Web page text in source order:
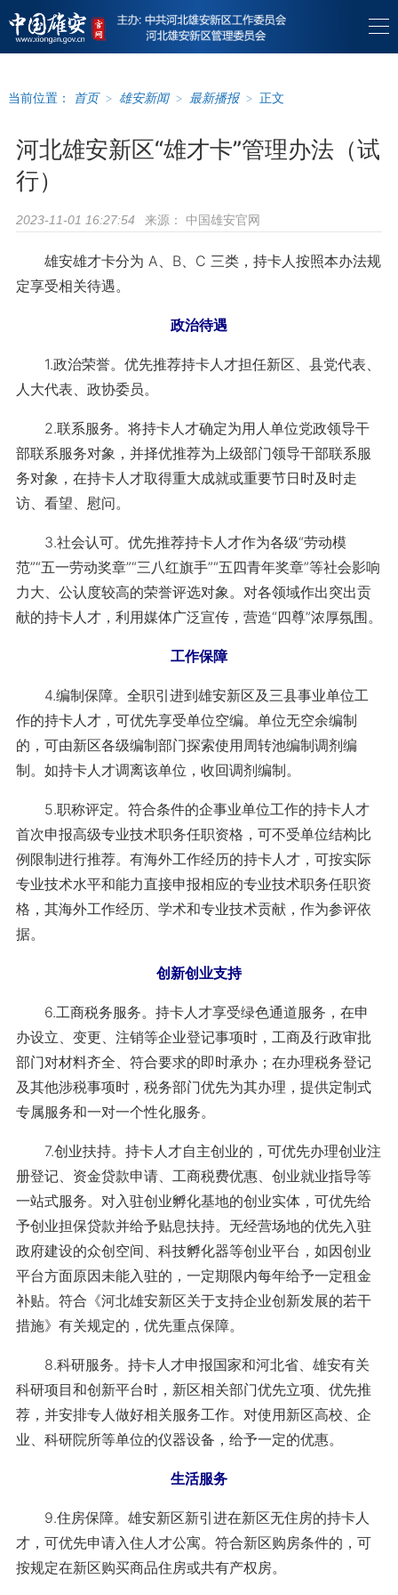
当前位置： 首页 > 雄安新闻 > 最新播报 > 正文
河北雄安新区“雄才卡”管理办法（试
行）
2023-11-01 16:27:54 来源： 中国雄安官网
雄安雄才卡分为 A、B、C 三类，持卡人按照本办法规
定享受相关待遇。
政治待遇
1.政治荣誉。优先推荐持卡人才担任新区、县党代表、
人大代表、政协委员。
2.联系服务。将持卡人才确定为用人单位党政领导干
部联系服务对象，并择优推荐为上级部门领导干部联系服
务对象，在持卡人才取得重大成就或重要节日时及时走
访、看望、慰问。
3.社会认可。优先推荐持卡人才作为各级“劳动模
范”“五一劳动奖章”“三八红旗手”“五四青年奖章”等社会影响
力大、公认度较高的荣誉评选对象。对各领域作出突出贡
献的持卡人才，利用媒体广泛宣传，营造“四尊”浓厚氛围。
工作保障
4.编制保障。全职引进到雄安新区及三县事业单位工
作的持卡人才，可优先享受单位空编。单位无空余编制
的，可由新区各级编制部门探索使用周转池编制调剂编
制。如持卡人才调离该单位，收回调剂编制。
5.职称评定。符合条件的企事业单位工作的持卡人才
首次申报高级专业技术职务任职资格，可不受单位结构比
例限制进行推荐。有海外工作经历的持卡人才，可按实际
专业技术水平和能力直接申报相应的专业技术职务任职资
格，其海外工作经历、学术和专业技术贡献，作为参评依
据。
创新创业支持
6.工商税务服务。持卡人才享受绿色通道服务，在申
办设立、变更、注销等企业登记事项时，工商及行政审批
部门对材料齐全、符合要求的即时承办；在办理税务登记
及其他涉税事项时，税务部门优先为其办理，提供定制式
专属服务和一对一个性化服务。
7.创业扶持。持卡人才自主创业的，可优先办理创业注
册登记、资金贷款申请、工商税费优惠、创业就业指导等
一站式服务。对入驻创业孵化基地的创业实体，可优先给
予创业担保贷款并给予贴息扶持。无经营场地的优先入驻
政府建设的众创空间、科技孵化器等创业平台，如因创业
平台方面原因未能入驻的，一定期限内每年给予一定租金
补贴。符合《河北雄安新区关于支持企业创新发展的若干
措施》有关规定的，优先重点保障。
8.科研服务。持卡人才申报国家和河北省、雄安有关
科研项目和创新平台时，新区相关部门优先立项、优先推
荐，并安排专人做好相关服务工作。对使用新区高校、企
业、科研院所等单位的仪器设备，给予一定的优惠。
生活服务
9.住房保障。雄安新区新引进在新区无住房的持卡人
才，可优先申请入住人才公寓。符合新区购房条件的，可
按规定在新区购买商品住房或共有产权房。